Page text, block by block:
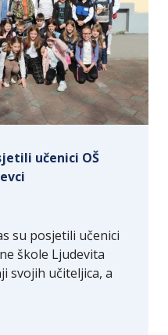
učenici OŠ
su posjetili učenici
škole Ljudevita
svojih učiteljica, a